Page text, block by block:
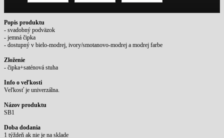
Popis produktu
- svadobný podväzok
- jemná čipka
- dostupný v bielo-modrej, ivory/smotanovo-modrej a modrej farbe
Zloženie
- čipka+saténová stuha
Info o veľkosti
Veľkosť je univerzálna.
Názov produktu
SB1
Doba dodania
1 týždeň ak nie je na sklade